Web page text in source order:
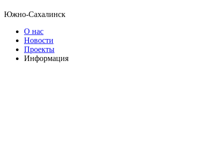
Южно-Сахалинск
О нас
Новости
Проекты
Информация